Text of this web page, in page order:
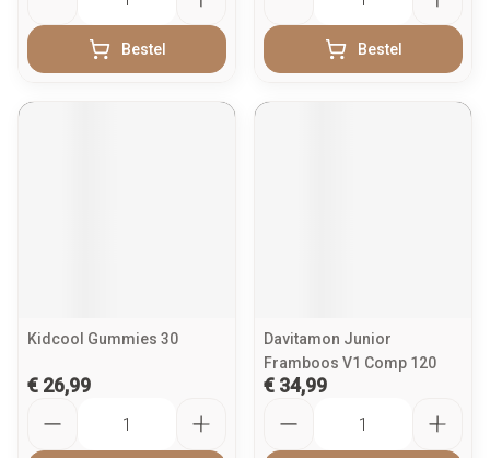
Bestel Bestel
Kidcool Gummies 30
€ 26,99
Davitamon Junior
Framboos V1 Comp 120
€ 34,99